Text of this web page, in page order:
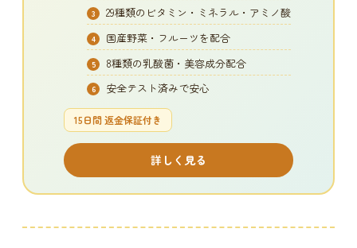
29種類のビタミン・ミネラル・アミノ酸
国産野菜・フルーツを配合
8種類の乳酸菌・美容成分配合
安全テスト済みで安心
15日間 返金保証付き
詳しく見る